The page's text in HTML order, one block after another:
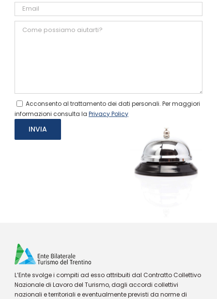
Acconsento al trattamento dei dati personali. Per maggiori
informazioni consulta la Privacy Policy
L’Ente svolge i compiti ad esso attribuiti dal Contratto Collettivo
Nazionale di Lavoro del Turismo, dagli accordi collettivi
nazionali e territoriali e eventualmente previsti da norme di